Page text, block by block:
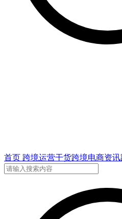
首页 跨境运营干货跨境电商资讯